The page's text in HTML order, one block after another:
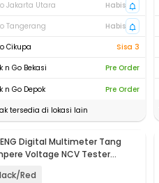
Jakarta Utara
Habis
Tangerang
Habis
Cikupa
Sisa 3
n Go Bekasi
Pre Order
n Go Depok
Pre Order
tersedia di lokasi lain
Digital Multimeter Tang
Voltage NCV Tester
Red